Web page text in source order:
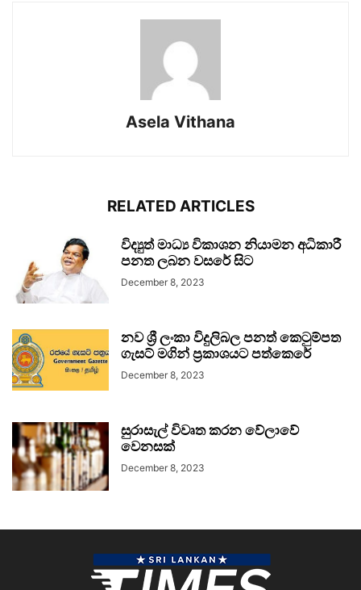
Asela Vithana
RELATED ARTICLES
විද්‍යුත් මාධ්‍ය විකාශන නියාමන අධිකාරී
පනත ලබන වසරේ සිට
December 8, 2023
නව ශ්‍රී ලංකා විදුලිබල පනත් කෙටුම්පත
ගැසට් මගින් ප්‍රකාශයට පත්කෙරේ
December 8, 2023
සුරාසැල් විවෘත කරන වේලාවේ
වෙනසක්
December 8, 2023